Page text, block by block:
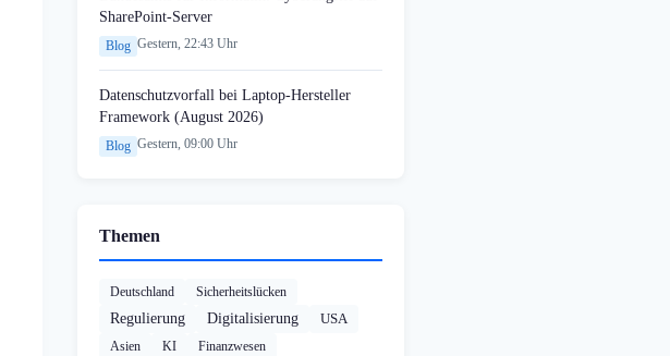
SharePoint-Server
Blog Gestern, 22:43 Uhr
Datenschutzvorfall bei Laptop-Hersteller
Framework (August 2026)
Blog Gestern, 09:00 Uhr
Themen
Deutschland Sicherheitslücken
Regulierung Digitalisierung USA
Asien KI Finanzwesen